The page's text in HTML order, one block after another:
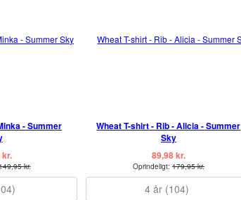
- Summer
kr.
kr.
Wheat T-shirt - Rib - Alicia - Summer
Sky
89,98 kr.
Oprindeligt: 179,95 kr.
4 år (104)